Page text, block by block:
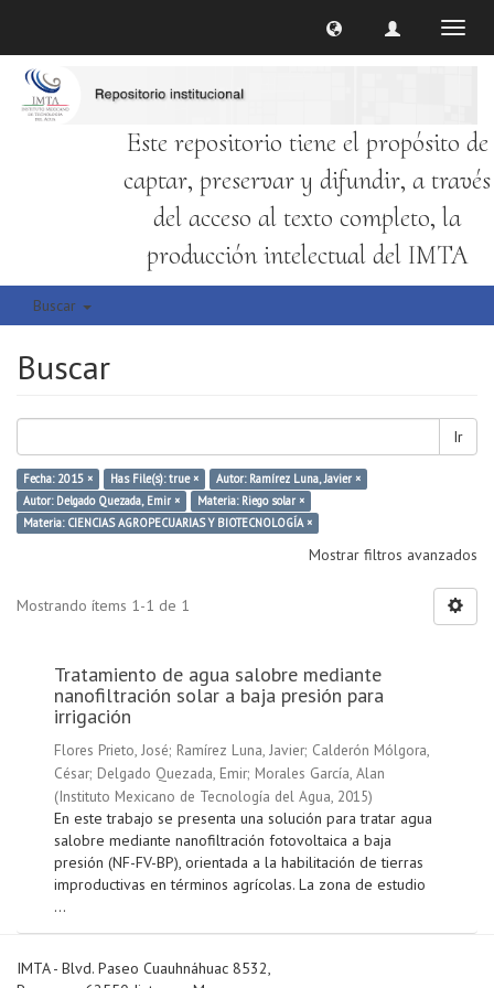
Este repositorio tiene el propósito de
captar, preservar y difundir, a través
del acceso al texto completo, la
producción intelectual del IMTA
Buscar
Buscar
Ir
Fecha: 2015 × Has File(s): true ×
Autor: Ramírez Luna, Javier ×
Autor: Delgado Quezada, Emir ×
Materia: Riego solar ×
Materia: CIENCIAS AGROPECUARIAS Y BIOTECNOLOGÍA ×
Mostrar filtros avanzados
Mostrando ítems 1-1 de 1
Tratamiento de agua salobre mediante
nanofiltración solar a baja presión para
irrigación
Flores Prieto, José; Ramírez Luna, Javier; Calderón Mólgora,
César; Delgado Quezada, Emir; Morales García, Alan
(Instituto Mexicano de Tecnología del Agua, 2015)
En este trabajo se presenta una solución para tratar agua
salobre mediante nanofiltración fotovoltaica a baja
presión (NF-FV-BP), orientada a la habilitación de tierras
improductivas en términos agrícolas. La zona de estudio
...
IMTA - Blvd. Paseo Cuauhnáhuac 8532,